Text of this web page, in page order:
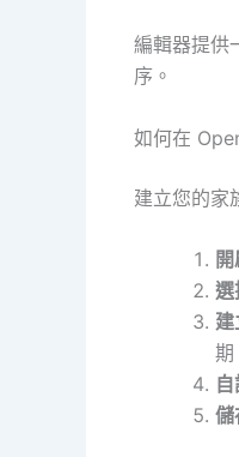
編輯器提供
序。
如何在
建立您的家
選
建
期
自
儲